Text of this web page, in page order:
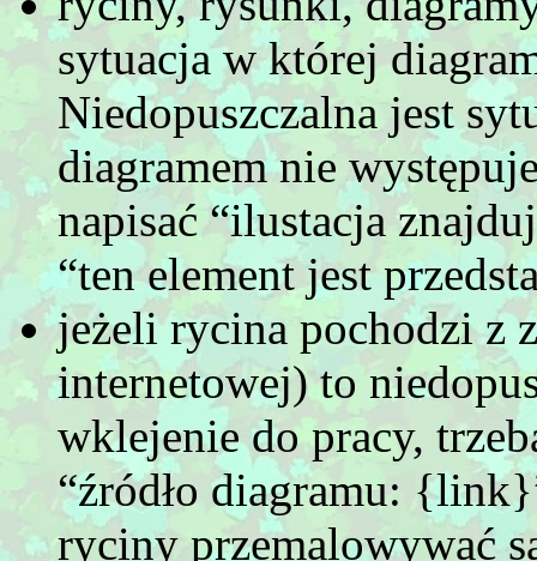
sytuacja w której
Niedopuszczalna jest
diagramem nie
napisać “ilustacja
“ten element jest
jeżeli rycina pochodzi z
internetowej) to
wklejenie do pracy,
“źródło diagramu:
ryciny przemalowywać